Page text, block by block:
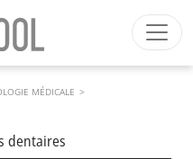
MÉDICALE >
dentaires